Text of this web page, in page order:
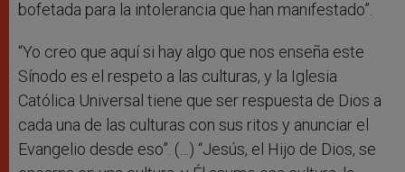
bofetada para la intolerancia que han manifestado”.
“Yo creo que aquí si hay algo que nos enseña este
Sínodo es el respeto a las culturas, y la Iglesia
Católica Universal tiene que ser respuesta de Dios a
cada una de las culturas con sus ritos y anunciar el
Evangelio desde eso”. (…) “Jesús, el Hijo de Dios, se